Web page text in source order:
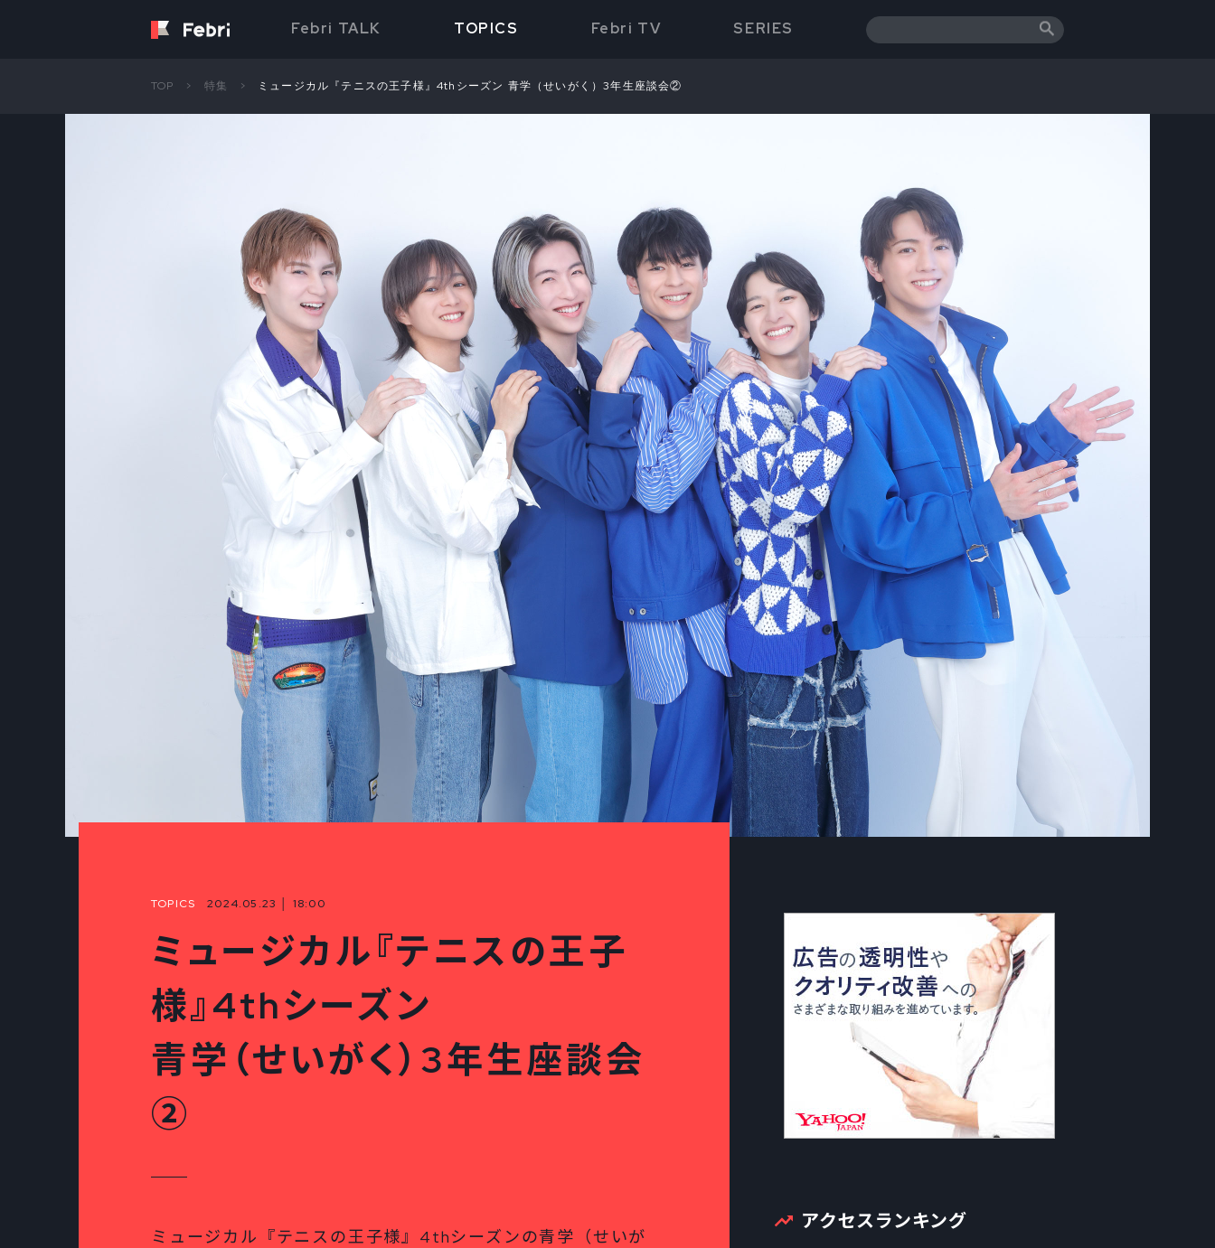
Febri TALK TOPICS Febri TV SERIES
TOP 特集 ミュージカル『テニスの王子様』4thシーズン 青学（せいがく）3年生座談会②
TOPICS 2024.05.23 │ 18:00
ミュージカル『テニスの王子
様』4thシーズン
青学（せいがく）3年生座談会
②
ミュージカル『テニスの王子様』4thシーズンの青学（せいが
アクセスランキング